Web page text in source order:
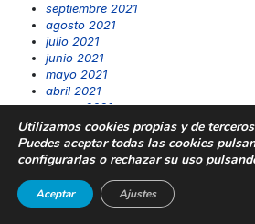
septiembre 2021
agosto 2021
julio 2021
junio 2021
mayo 2021
abril 2021
marzo 2021
febrero 2021
enero 2021
diciembre 2020
octubre 2020
septiembre 2020
Utilizamos cookies propias y de
Puedes aceptar todas las cookies
configurarlas o rechazar su uso
Aceptar Ajustes